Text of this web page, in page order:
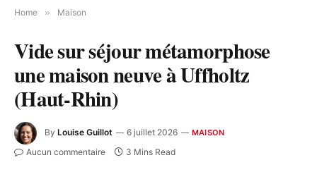
Home » Maison
Vide sur séjour métamorphose
une maison neuve à Uffholtz
(Haut-Rhin)
By Louise Guillot 6 juillet 2026 MAISON
Aucun commentaire 3 Mins Read